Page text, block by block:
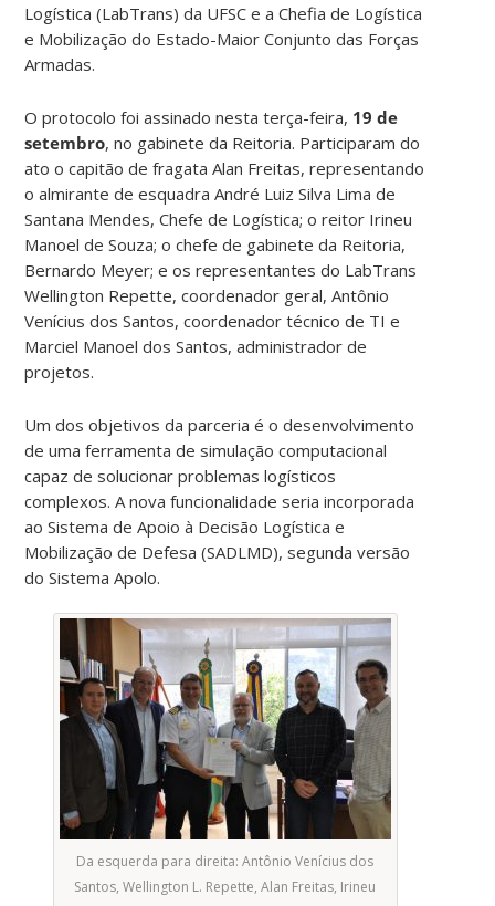
Logística (LabTrans) da UFSC e a Chefia de Logística
e Mobilização do Estado-Maior Conjunto das Forças
Armadas.
O protocolo foi assinado nesta terça-feira, 19 de
setembro, no gabinete da Reitoria. Participaram do
ato o capitão de fragata Alan Freitas, representando
o almirante de esquadra André Luiz Silva Lima de
Santana Mendes, Chefe de Logística; o reitor Irineu
Manoel de Souza; o chefe de gabinete da Reitoria,
Bernardo Meyer; e os representantes do LabTrans
Wellington Repette, coordenador geral, Antônio
Venícius dos Santos, coordenador técnico de TI e
Marciel Manoel dos Santos, administrador de
projetos.
Um dos objetivos da parceria é o desenvolvimento
de uma ferramenta de simulação computacional
capaz de solucionar problemas logísticos
complexos. A nova funcionalidade seria incorporada
ao Sistema de Apoio à Decisão Logística e
Mobilização de Defesa (SADLMD), segunda versão
do Sistema Apolo.
Da esquerda para direita: Antônio Venícius dos
Santos, Wellington L. Repette, Alan Freitas, Irineu